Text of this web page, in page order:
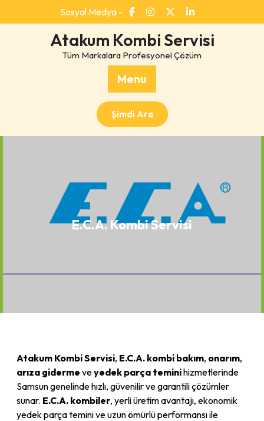
to
Sosyal Medya -
Atakum Kombi Servisi
Tüm Markalara Profesyonel Çözüm
Menu
Şimdi Ara
E.C.A. Kombi Servisi
Atakum Kombi Servisi, E.C.A. kombi bakım, onarım,
arıza giderme veyedek parça teminihizmetlerinde
Samsun genelinde hızlı, güvenilir ve garantili çözümler
sunar. E.C.A. kombiler, yerli üretim avantajı, ekonomik
yedek parça temini ve uzun ömürlü performansı ile